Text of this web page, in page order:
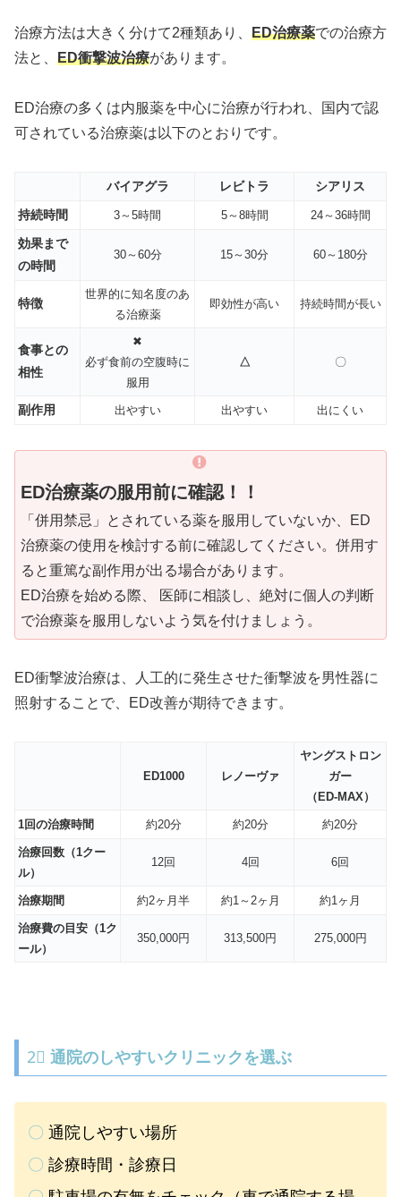
治療方法は大きく分けて2種類あり、 ED治療薬での治療方
法と、 ED衝撃波治療があります。
ED治療の多くは内服薬を中心に治療が行われ、国内で認
可されている治療薬は以下のとおりです。
バイアグラ レビトラ
シアリス
持続時間
3～5時間 5～8時間 24～36時間
効果まで
の時間
30～60分 15～30分 60～180分
特徴
世界的に知名度のあ
る治療薬
即効性が高い 持続時間が長い
食事との
相性
✖
必ず食前の空腹時に
服用
△ 〇
副作用 出やすい 出やすい 出にくい
ED治療薬の服用前に確認！！
「併用禁忌」とされている薬を服用していないか、ED
治療薬の使用を検討する前に確認してください。併用す
ると重篤な副作用が出る場合があります。
ED治療を始める際、 医師に相談し、絶対に個人の判断
で治療薬を服用しないよう気を付けましょう。
ED衝撃波治療は、人工的に発生させた衝撃波を男性器に
照射することで、ED改善が期待できます。
ED1000 レノーヴァ
ヤングストロン
ガー
（ED-MAX）
1回の治療時間 約20分 約20分 約20分
治療回数（1クー
ル）
12回 4回 6回
治療期間 約2ヶ月半 約1～2ヶ月 約1ヶ月
治療費の目安（1ク
ール）
350,000円 313,500円 275,000円
2⃣ 通院のしやすいクリニックを選ぶ
〇 通院しやすい場所
〇 診療時間・診療日